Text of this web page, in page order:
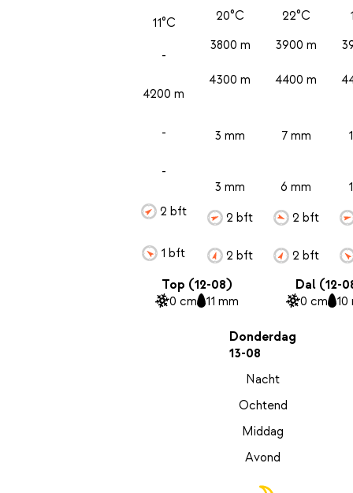
11°C
-
4200 m
-
-
2 bft
1 bft
20°C
3800 m
4300 m
3 mm
3 mm
2 bft
2 bft
22°C
3900 m
4400 m
7 mm
6 mm
2 bft
2 bft
Top (12-08)
0 cm 11 mm
Dal (12-
0 cm 10
Donderdag
13-08
Nacht
Ochtend
Middag
Avond